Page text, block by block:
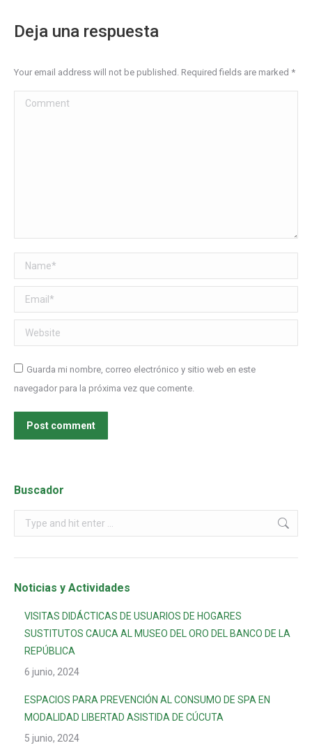
Deja una respuesta
Your email address will not be published. Required fields are marked *
Comment
Name *
Email *
Website
Guarda mi nombre, correo electrónico y sitio web en este
navegador para la próxima vez que comente.
Post comment
Buscador
Noticias y Actividades
VISITAS DIDÁCTICAS DE USUARIOS DE HOGARES
SUSTITUTOS CAUCA AL MUSEO DEL ORO DEL BANCO DE LA
REPÚBLICA
6 junio, 2024
ESPACIOS PARA PREVENCIÓN AL CONSUMO DE SPA EN
MODALIDAD LIBERTAD ASISTIDA DE CÚCUTA
5 junio, 2024